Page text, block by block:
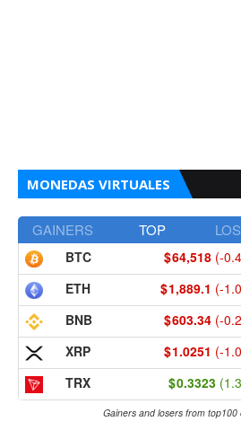
MONEDAS VIRTUALES
GAINERS TOP
BTC 64,518 (-
ETH 1,889.1 (-
BNB 603.34 (-
XRP 1.0251 (-
TRX 0.3323
Gainers and losers from top100